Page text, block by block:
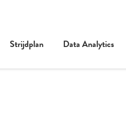
Strijdplan Data Analytics